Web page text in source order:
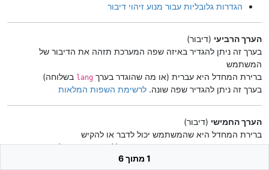
הגדרות גלובליות עבור מנוע זיהוי דיבור
הערך הרביעי (דיבור)
בערך זה ניתן להגדיר באיזה שפה המערכת תזהה את הדיבור של
המשתמש
ברירת המחדל היא עברית (או מה שהוגדר בערך lang בשלוחה)
בערך זה ניתן להגדיר שפה שונה. לרשימת השפות המלאות
הערך החמישי (דיבור)
ברירת המחדל היא שהמשתמש יכול לדבר או להקיש
במידה והמשתמש דיבר - המערכת מתמללת את הדיבור לטקסט
במידה והמשתמש הקיש - המערכת קולטת את ההקשות ושולחת את זה
1 מתוך 6